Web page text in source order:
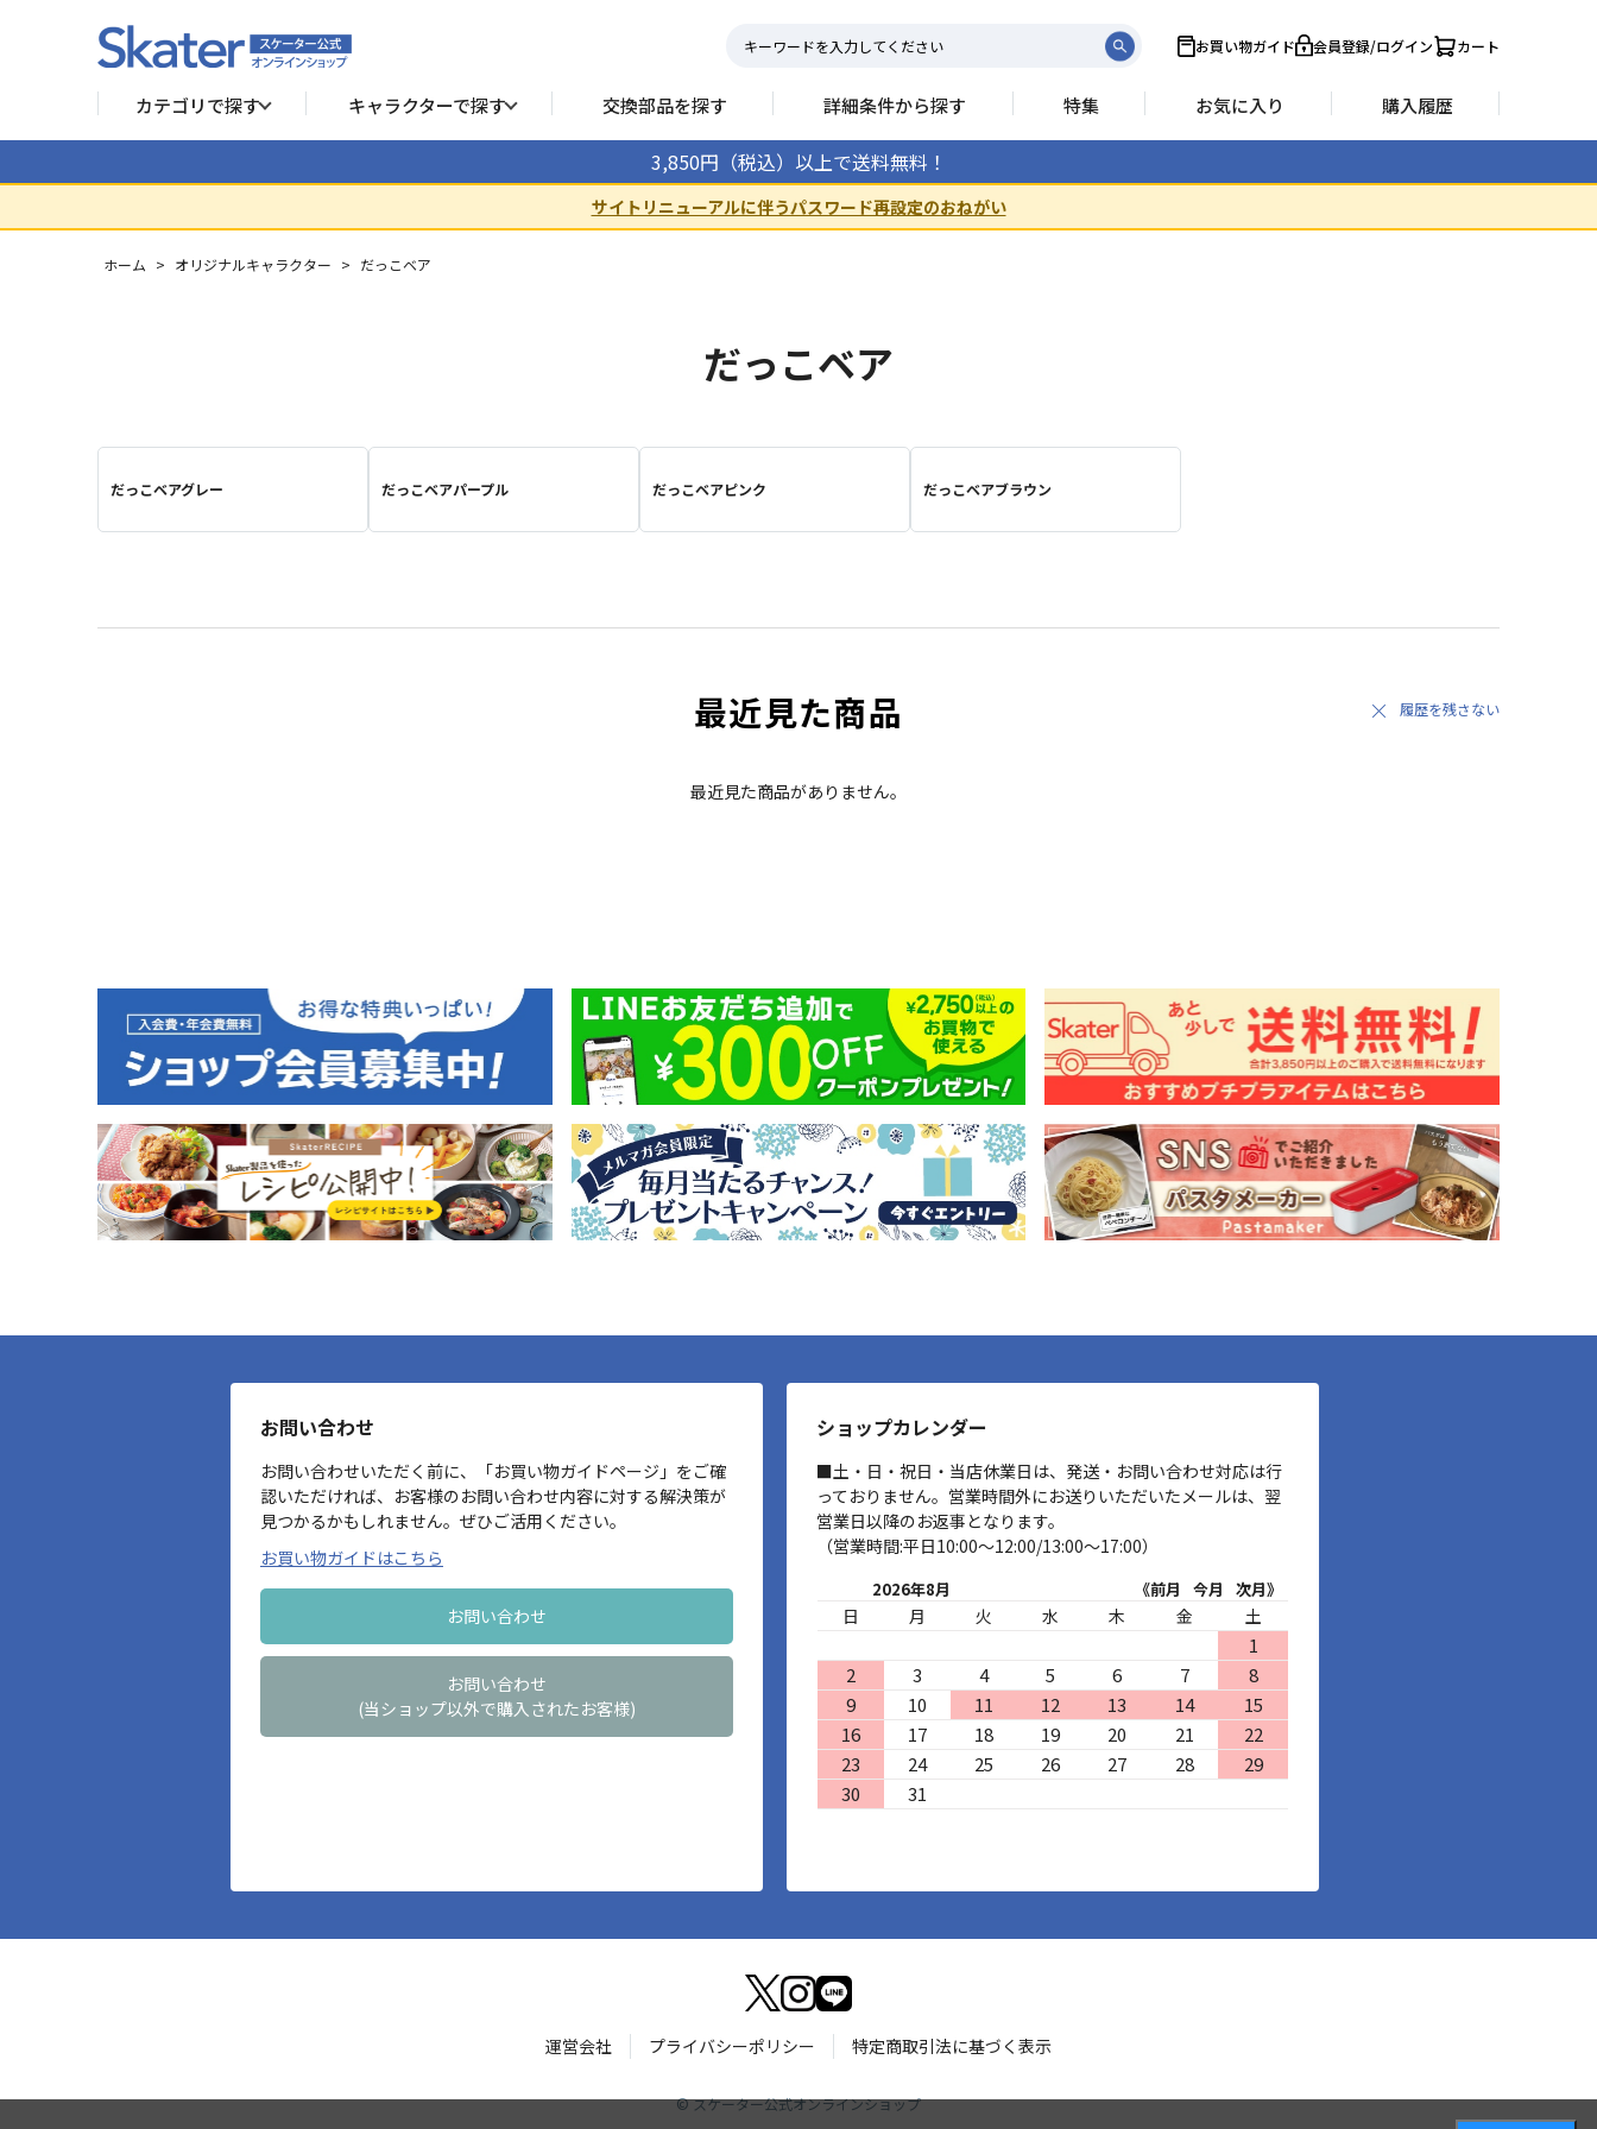
お買い物ガイド 会員登録/ログイン カート
カテゴリで探す キャラクターで探す 交換部品を探す 詳細条件から探す 特集 お気に入り 購入履歴
3,850円（税込）以上で送料無料！
サイトリニューアルに伴うパスワード再設定のおねがい
ホーム > オリジナルキャラクター > だっこベア
だっこベア
だっこベアグレー だっこベアパープル だっこベアピンク だっこベアブラウン
最近見た商品
最近見た商品がありません。
履歴を残さない
お問い合わせ
お問い合わせいただく前に、「お買い物ガイドページ」をご確
認いただければ、お客様のお問い合わせ内容に対する解決策が
見つかるかもしれません。ぜひご活用ください。
お買い物ガイドはこちら
お問い合わせ
お問い合わせ
(当ショップ以外で購入されたお客様)
ショップカレンダー
■土・日・祝日・当店休業日は、発送・お問い合わせ対応は行
っておりません。営業時間外にお送りいただいたメールは、翌
営業日以降のお返事となります。
（営業時間:平日10:00～12:00/13:00～17:00）
2026年8月 《前月 今月 次月》
日 月 火 水 木 金 土
1
2
3 4 5 6 7
8
9
10 11 12 13 14
15
16
17 18 19 20 21
22
23
24 25 26 27 28
29
30
31
運営会社 プライバシーポリシー 特定商取引法に基づく表示
©スケーター公式オンラインショップ